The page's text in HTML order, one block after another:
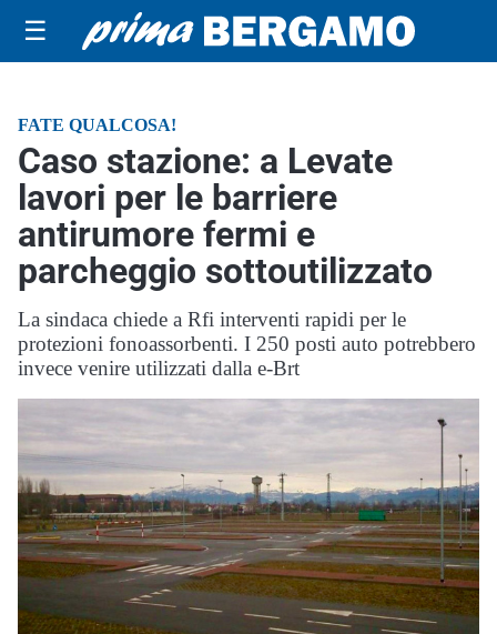
☰
FATE QUALCOSA!
Caso stazione: a Levate
lavori per le barriere
antirumore fermi e
parcheggio sottoutilizzato
La sindaca chiede a Rfi interventi rapidi per le
protezioni fonoassorbenti. I 250 posti auto potrebbero
invece venire utilizzati dalla e-Brt